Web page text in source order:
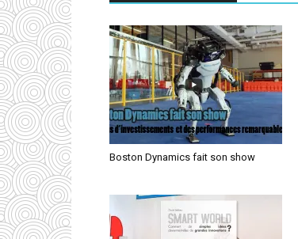
Boston Dynamics fait son show